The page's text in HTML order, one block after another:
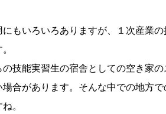
にもいろいろありますが、１次産業
の技能実習生の宿舎としての空き家
場合があります。そんな中での地方
。